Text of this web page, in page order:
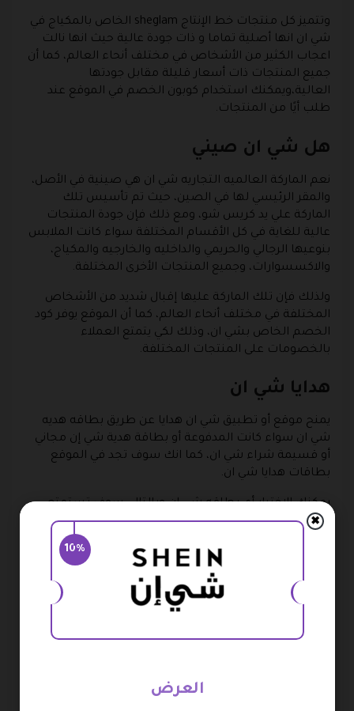
وتتميز كل منتجات خط الإنتاج sheglam الخاص بالمكياج في
شي ان انها أصلية تماما و ذات جودة عالية حيث انها نالت
اعجاب الكثير من الأشخاص في مختلف أنحاء العالم، كما أن
جميع المنتجات ذات أسعار قليلة مقابل جودتها
العالية،ويمكنك استخدام كوبون الخصم في الموقع عند
طلب أيًا من المنتجات.
هل شي ان صيني
نعم الماركة العالميه التجاريه شي ان هي صينية في الأصل،
والمقر الرئيسي لها في الصين، حيث تم تأسيس تلك
الماركة علي يد كريس شو، ومع ذلك فإن جودة المنتجات
عالية للغاية في كل الأقسام المختلفة سواء كانت الملابس
بنوعيها الرجالي والحريمي والداخليه والخارجيه والمكياج،
والاكسسوارات، وجميع المنتجات الأخرى المختلفة.
ولذلك فإن تلك الماركة عليها إقبال شديد من الأشخاص
المختلفة في مختلف أنحاء العالم، كما أن الموقع يوفر كود
الخصم الخاص بشي ان، وذلك لكي يتمتع العملاء
بالخصومات على المنتجات المختلفة.
هدايا شي ان
يمنح موقع أو تطبيق شي ان هدايا عن طريق بطاقه هديه
شي ان سواء كانت المدفوعة أو بطاقة هدية شي إن مجاني
أو قسيمة شراء شي ان، كما انك سوف تجد في الموقع
بطاقات هدايا شي ان.
يمكنك الاختيار أي بطاقه شي ان وبالتالي سوف تستمتع
بالخصومات وهدايا كبيرة لك ولعائلتك أيضًا، بالإضافة إلى
كود الخصم الخاص بشي ان، وكلاهما يكونوا على أي منتج
من منتجات الموقع التي تتوفر عليه وتقوم بشرائها.
رقم بطاقة هدية شي ان
فيما أعلى، أو حوالي 75 ريال سعودي، كما تستطيع استعمال
10%
✖
العرض